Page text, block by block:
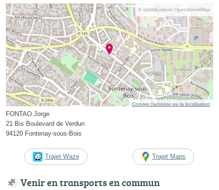
© contributeurs OpenStreetMap
Corriger l’adresse ou la localisation
FONTAO Jorge
21 Bis Boulevard de Verdun
94120 Fontenay-sous-Bois
Trajet Waze Trajet Maps
Venir en transports en commun